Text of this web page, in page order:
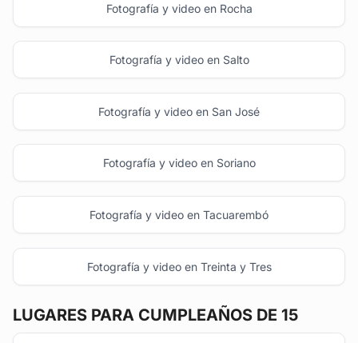
Fotografía y video en Rocha
Fotografía y video en Salto
Fotografía y video en San José
Fotografía y video en Soriano
Fotografía y video en Tacuarembó
Fotografía y video en Treinta y Tres
LUGARES PARA CUMPLEAÑOS DE 15